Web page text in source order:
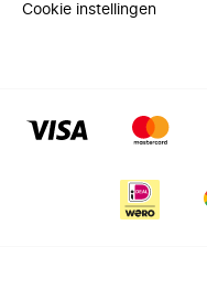
Cookie instellingen